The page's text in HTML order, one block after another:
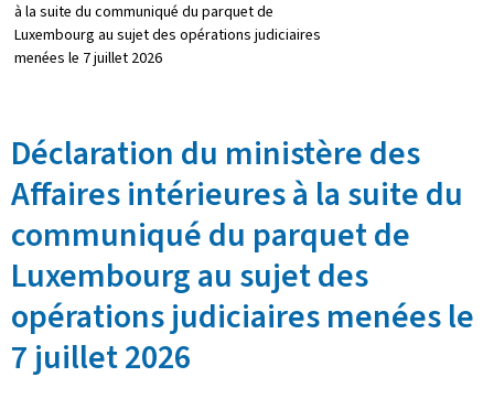
à la suite du communiqué du parquet de
Luxembourg au sujet des opérations judiciaires
menées le 7 juillet 2026
Déclaration du ministère des
Affaires intérieures à la suite du
communiqué du parquet de
Luxembourg au sujet des
opérations judiciaires menées le
7 juillet 2026